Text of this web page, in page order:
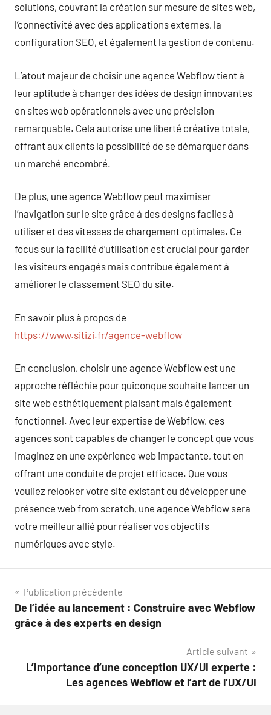
solutions, couvrant la création sur mesure de sites web,
l’connectivité avec des applications externes, la
configuration SEO, et également la gestion de contenu.
L’atout majeur de choisir une agence Webflow tient à
leur aptitude à changer des idées de design innovantes
en sites web opérationnels avec une précision
remarquable. Cela autorise une liberté créative totale,
offrant aux clients la possibilité de se démarquer dans
un marché encombré.
De plus, une agence Webflow peut maximiser
l’navigation sur le site grâce à des designs faciles à
utiliser et des vitesses de chargement optimales. Ce
focus sur la facilité d’utilisation est crucial pour garder
les visiteurs engagés mais contribue également à
améliorer le classement SEO du site.
En savoir plus à propos de
https://www.sitizi.fr/agence-webflow
En conclusion, choisir une agence Webflow est une
approche réfléchie pour quiconque souhaite lancer un
site web esthétiquement plaisant mais également
fonctionnel. Avec leur expertise de Webflow, ces
agences sont capables de changer le concept que vous
imaginez en une expérience web impactante, tout en
offrant une conduite de projet efficace. Que vous
vouliez relooker votre site existant ou développer une
présence web from scratch, une agence Webflow sera
votre meilleur allié pour réaliser vos objectifs
numériques avec style.
Navigation
de
Publication précédente
De l’idée au lancement : Construire avec Webflow
grâce à des experts en design
Article suivant
L’importance d’une conception UX/UI experte :
Les agences Webflow et l’art de l’UX/UI